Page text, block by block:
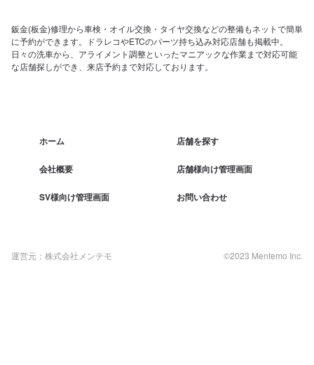
鈑金(板金)修理から車検・オイル交換・タイヤ交換などの整備もネットで簡単
に予約ができます。ドラレコやETCのパーツ持ち込み対応店舗も掲載中。
日々の洗車から、アライメント調整といったマニアックな作業まで対応可能
な店舗探しができ、来店予約まで対応しております。
ホーム 店舗を探す
会社概要 店舗様向け管理画面
SV様向け管理画面 お問い合わせ
運営元：株式会社メンテモ ©2023 Mentemo Inc.